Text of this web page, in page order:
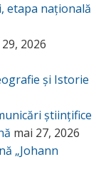
etapa națională
2026
și Istorie
științifice
mai 27, 2026
„Johann